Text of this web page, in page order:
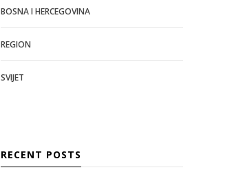
BOSNA I HERCEGOVINA
REGION
SVIJET
RECENT POSTS